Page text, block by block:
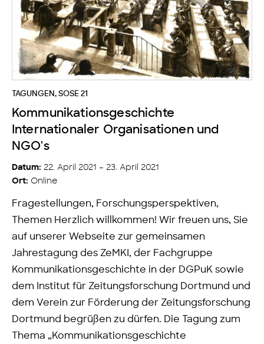
TAGUNGEN, SOSE 21
Kommunikationsgeschichte
Internationaler Organisationen und
NGO's
Datum: 22. April 2021 – 23. April 2021
Ort: Online
Fragestellungen, Forschungsperspektiven,
Themen Herzlich willkommen! Wir freuen uns, Sie
auf unserer Webseite zur gemeinsamen
Jahrestagung des ZeMKI, der Fachgruppe
Kommunikationsgeschichte in der DGPuK sowie
dem Institut für Zeitungsforschung Dortmund und
dem Verein zur Förderung der Zeitungsforschung
Dortmund begrüßen zu dürfen. Die Tagung zum
Thema „Kommunikationsgeschichte